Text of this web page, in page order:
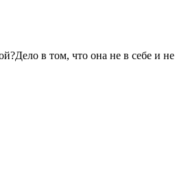
в том, что она не в себе и не